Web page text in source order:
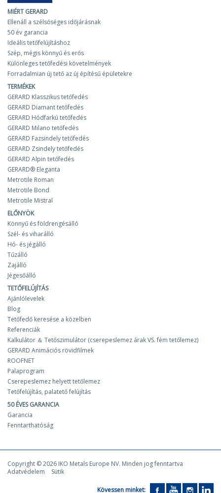
MIÉRT GERARD
Ellenáll a szélsőséges időjárásnak
50 év garancia
Ideális tetőfelújításhoz
Szép, mégis könnyű és erős
Különleges tetőfedési követelmények
Forradalmian új tető az új építésű épületekre
TERMÉKEK
GERARD Klasszikus tetőfedés
GERARD Diamant tetőfedés
GERARD Hódfarkú tetőfedés
GERARD Milano tetőfedés
GERARD Fazsindely tetőfedés
GERARD Zsindely tetőfedés
GERARD Alpin tetőfedés
GERARD® Eleganta
Metrotile Roman
Metrotile Bond
Metrotile Mistral
ELŐNYÖK
Könnyű és földrengésálló
Szél- és viharálló
Hó- és jégálló
Tűzálló
Zajálló
Jégesőálló
TETŐFELÚJÍTÁS
Ajánlólevelek
Blog
Tetőfedő keresése a közelben
Referenciák
Kalkulátor ＆ Tetőszimulátor (cserepeslemez árak VS. fém tetőlemez)
GERARD Animációs rövidfilmek
ROOFNET
Palaprogram
Cserepeslemez helyett tetőlemez
Tetőfelújítás, palatető felújítás
50 ÉVES GARANCIA
Garancia
Fenntarthatóság
Copyright © 2026 IKO Metals Europe NV. Minden jog fenntartva
Adatvédelem
Sütik
Kövessen minket: